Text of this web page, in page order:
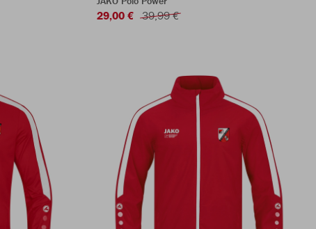
29,00 € 39,99 €